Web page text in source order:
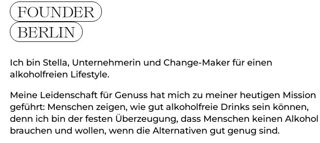
FOUNDER
BERLIN
Ich bin Stella, Unternehmerin und Change-Maker für einen
alkoholfreien Lifestyle.
Meine Leidenschaft für Genuss hat mich zu meiner heutigen Mission
geführt: Menschen zeigen, wie gut alkoholfreie Drinks sein können,
denn ich bin der festen Überzeugung, dass Menschen keinen Alkohol
brauchen und wollen, wenn die Alternativen gut genug sind.